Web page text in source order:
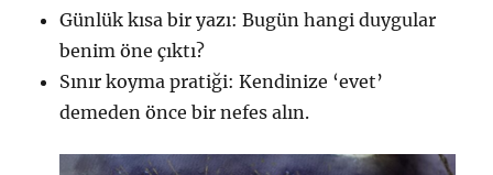
Günlük kısa bir yazı: Bugün hangi duygular
benim öne çıktı?
Sınır koyma pratiği: Kendinize ‘evet’
demeden önce bir nefes alın.